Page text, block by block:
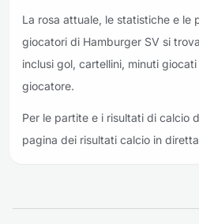
La rosa attuale, le statistiche e le
giocatori di Hamburger SV si
inclusi gol, cartellini, minuti
giocatore.
Per le partite e i risultati di calcio
pagina dei risultati calcio in